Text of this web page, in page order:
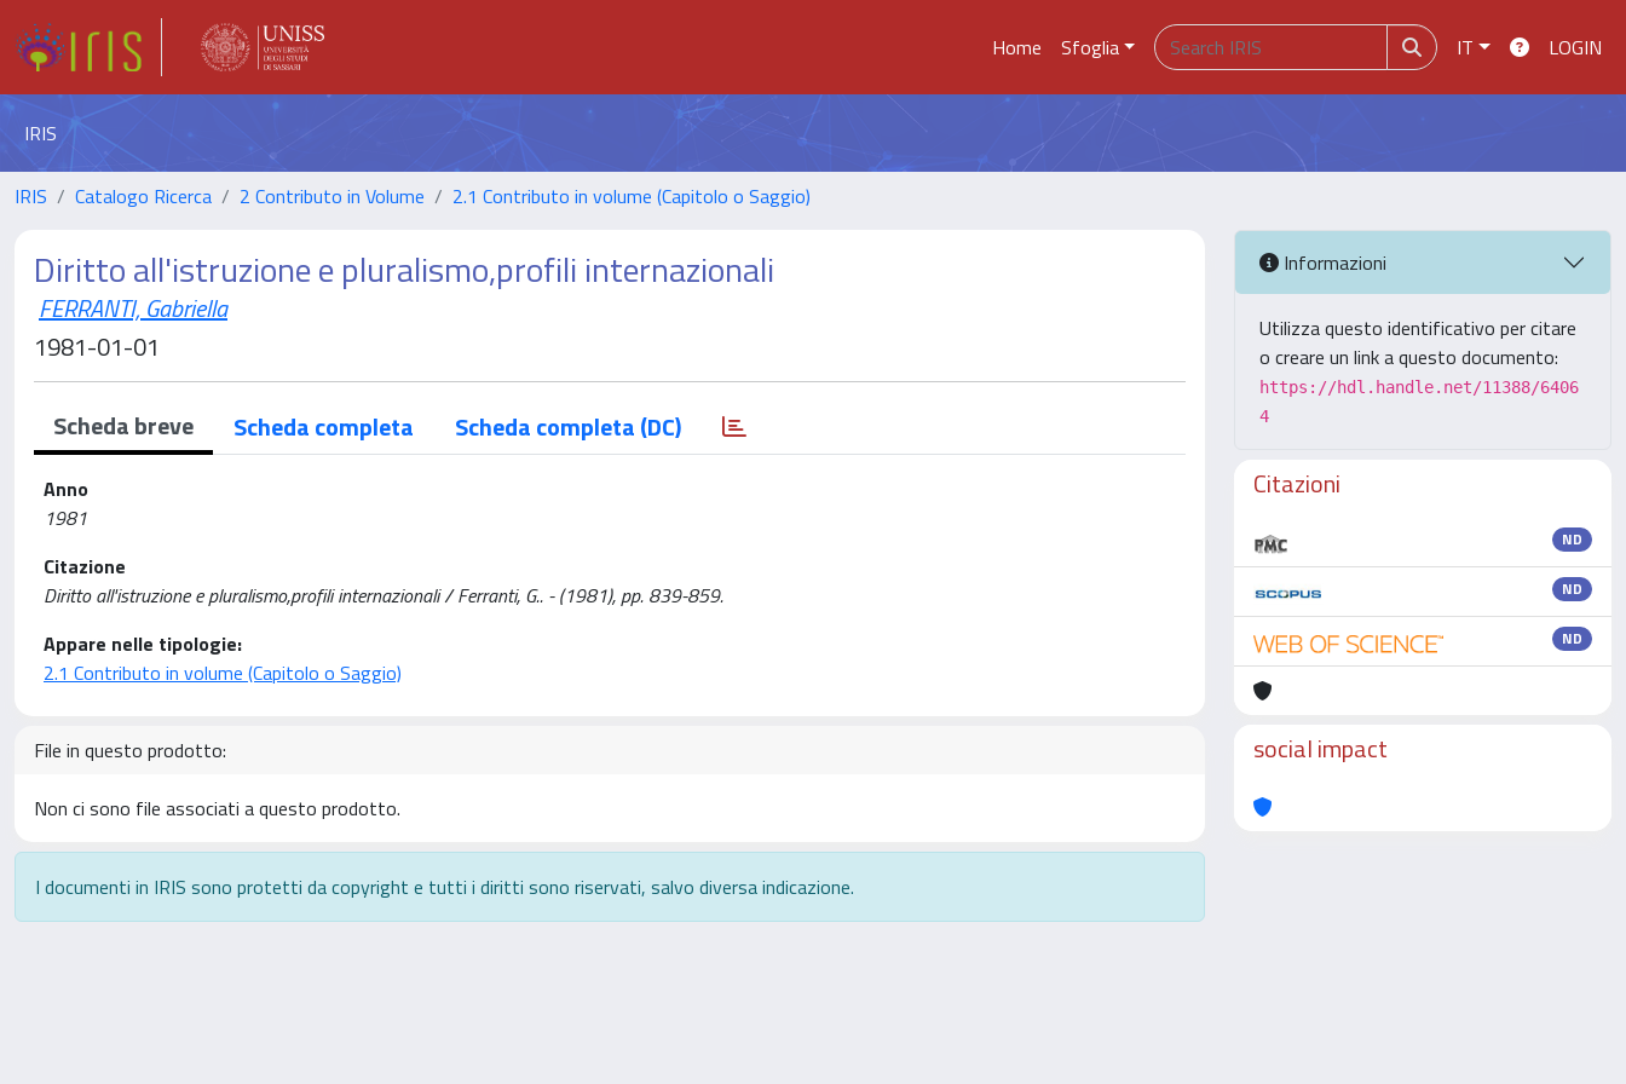
Home Sfoglia IT LOGIN
IRIS
IRIS Catalogo Ricerca 2 Contributo in Volume 2.1 Contributo in volume (Capitolo o Saggio)
Diritto all'istruzione e pluralismo,profili internazionali
FERRANTI, Gabriella
1981-01-01
Scheda breve Scheda completa Scheda completa (DC)
Anno
1981
Citazione
Diritto all'istruzione e pluralismo,profili internazionali / Ferranti, G.. - (1981), pp. 839-859.
Appare nelle tipologie:
2.1 Contributo in volume (Capitolo o Saggio)
File in questo prodotto:
Non ci sono file associati a questo prodotto.
I documenti in IRIS sono protetti da copyright e tutti i diritti sono riservati, salvo diversa indicazione.
Informazioni
Utilizza questo identificativo per citare
o creare un link a questo documento:
https://hdl.handle.net/11388/6406
4
Citazioni
ND
ND
ND
social impact